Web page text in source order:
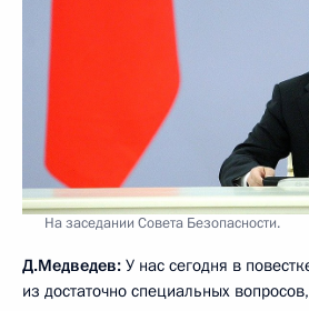
На заседании Совета Безопасности.
Д.Медведев: У нас сегодня в
из достаточно специальных